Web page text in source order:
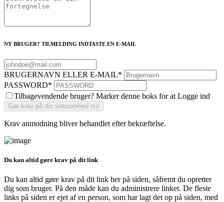
NY BRUGER? TILMELDING INDTASTE EN E-MAIL
BRUGERNAVN ELLER E-MAIL*
PASSWORD*
Tilbagevendende bruger? Marker denne boks for at Logge ind
Krav anmodning bliver behandlet efter bekræftelse.
Du kan altid gøre krav på dit link
Du kan altid gøre krav på dit link her på siden, såfremt du opretter
dig som bruger. På den måde kan du administrere linket. De fleste
links på siden er ejet af en person, som har lagt det op på siden, med